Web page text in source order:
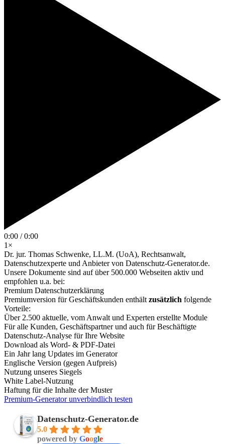
0:00 / 0:00
1×
Dr. jur. Thomas Schwenke, LL.M. (UoA), Rechtsanwalt,
Datenschutzexperte und Anbieter von Datenschutz-Generator.de.
Unsere Dokumente sind auf über 500.000 Webseiten aktiv und
empfohlen u.a. bei:
Premium Datenschutzerklärung
Premiumversion für Geschäftskunden enthält zusätzlich folgende
Vorteile:
Über 2.500 aktuelle, vom Anwalt und Experten erstellte Module
Für alle Kunden, Geschäftspartner und auch für Beschäftigte
Datenschutz-Analyse für Ihre Website
Download als Word- & PDF-Datei
Ein Jahr lang Updates im Generator
Englische Version (gegen Aufpreis)
Nutzung unseres Siegels
White Label-Nutzung
Haftung für die Inhalte der Muster
Premium-Generator unverbindlich testen
Datenschutz-Generator.de
5.0
powered by Google